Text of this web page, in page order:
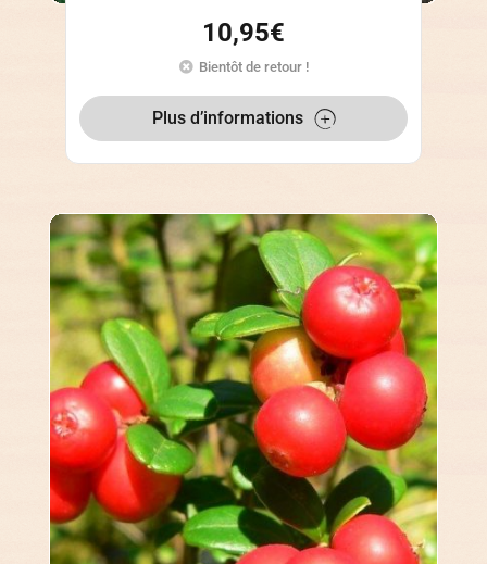
10,95€
Bientôt de retour !
Plus d’informations